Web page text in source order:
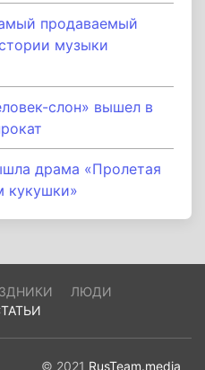
продаваемый
музыки
слон» вышел в
драма «Пролетая
кукушки»
ЛЮДИ
© 2021 RusTeam.media